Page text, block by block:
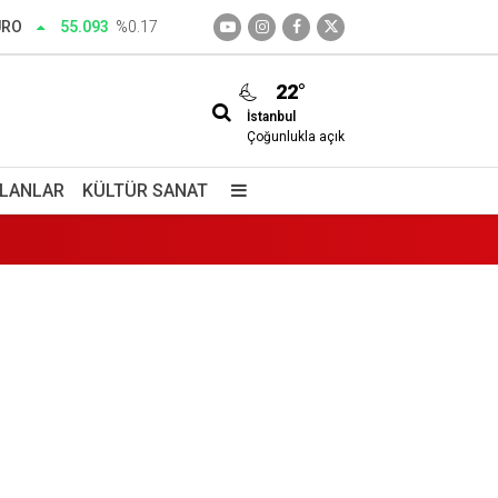
55.093 %0.17
22°
İstanbul
Çoğunlukla açık
KÜLTÜR SANAT